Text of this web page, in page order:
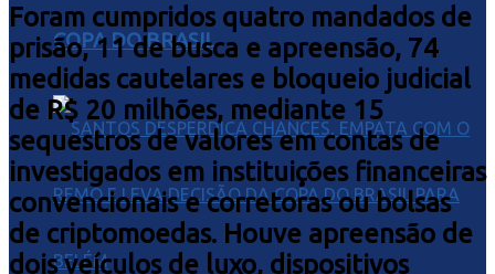
COPA DO BRASIL
Foram cumpridos quatro mandados de
prisão, 11 de busca e apreensão, 74
medidas cautelares e bloqueio judicial
de R$ 20 milhões, mediante 15
sequestros de valores em contas de
investigados em instituições financeiras
convencionais e corretoras ou bolsas
de criptomoedas. Houve apreensão de
dois veículos de luxo, dispositivos